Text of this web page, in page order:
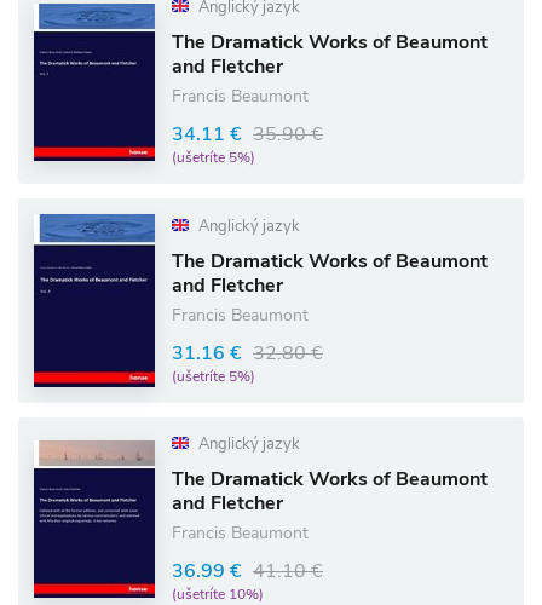
Anglický jazyk
The Dramatick Works of Beaumont
and Fletcher
Francis Beaumont
34.11 € 35.90 €
(ušetríte 5%)
Anglický jazyk
The Dramatick Works of Beaumont
and Fletcher
Francis Beaumont
31.16 € 32.80 €
(ušetríte 5%)
Anglický jazyk
The Dramatick Works of Beaumont
and Fletcher
Francis Beaumont
36.99 € 41.10 €
(ušetríte 10%)